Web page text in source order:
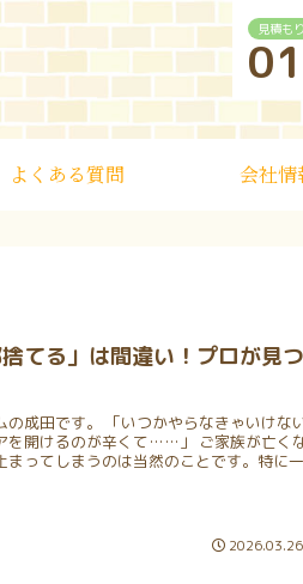
見積も
よくある質問 会社情
てる」は間違い！プロが見つ
成田です。 「いつかやらなきゃいけな
を開けるのが辛くて……」 ご家族が亡く
ってしまうのは当然のことです。特に一
2026.03.26